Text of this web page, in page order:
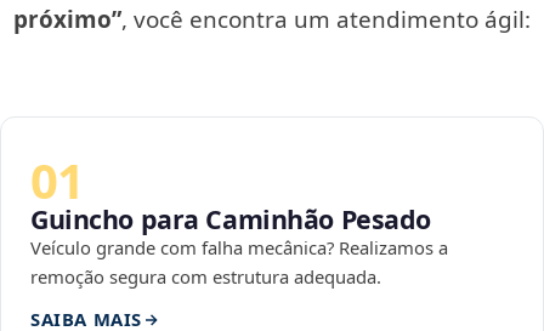
próximo”, você encontra um atendimento ágil:
01
Guincho para Caminhão Pesado
Veículo grande com falha mecânica? Realizamos a
remoção segura com estrutura adequada.
SAIBA MAIS